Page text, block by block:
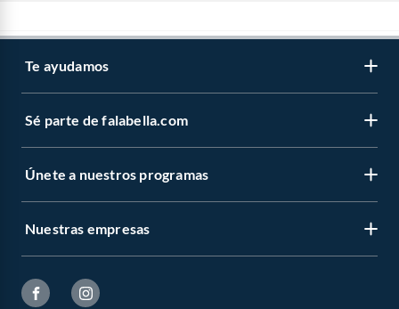
Te ayudamos
Sé parte de falabella.com
Únete a nuestros programas
Nuestras empresas